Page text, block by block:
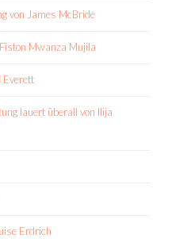
von James McBride
Mwanza Mujila
Everett
lauert überall von Ilija
Erdrich